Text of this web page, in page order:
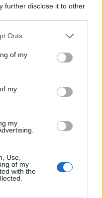
further disclose it to other
one or more Google
You may click to
its third-party tags to
in below Google
Outs
of my
my
my
Use,
of my
with the
visszajelzések, és
is vannak
tudás is hiányzik,
vagy mi az, hogy
elnevezés. Van, aki
hogy
ez zavart, mert a
kiemelkedő, és a
alkoholos ital.
ezzel az itallal, mert